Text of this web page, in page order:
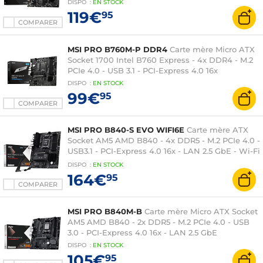
COMPARER
DISPO : EN STOCK
119€95
COMPARER
MSI PRO B760M-P DDR4 Carte mère Micro ATX
Socket 1700 Intel B760 Express - 4x DDR4 - M.2
PCIe 4.0 - USB 3.1 - PCI-Express 4.0 16x
DISPO : EN STOCK
99€95
COMPARER
MSI PRO B840-S EVO WIFI6E Carte mère ATX
Socket AM5 AMD B840 - 4x DDR5 - M.2 PCIe 4.0 -
USB3.1 - PCI-Express 4.0 16x - LAN 2.5 GbE - Wi-Fi
6E
DISPO : EN STOCK
164€95
MSI PRO B840M-B Carte mère Micro ATX Socket
AM5 AMD B840 - 2x DDR5 - M.2 PCIe 4.0 - USB
3.0 - PCI-Express 4.0 16x - LAN 2.5 GbE
DISPO : EN STOCK
95